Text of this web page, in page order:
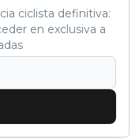
ciclista definitiva:
en exclusiva a